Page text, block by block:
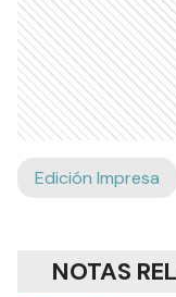
Edición Impresa
NOTAS